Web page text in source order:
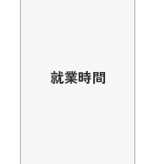
就業時間